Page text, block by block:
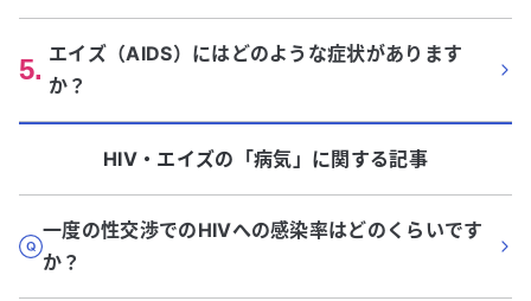
5. エイズ（AIDS）にはどのような症状があります
か？
HIV・エイズの「病気 」に関する記事
一度の性交渉でのHIVへの感染率はどのくらいです
か？